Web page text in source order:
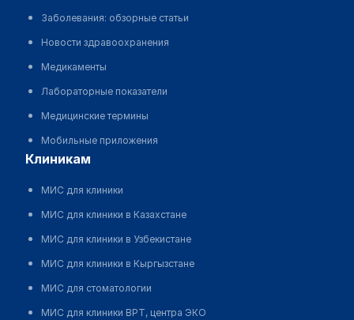
Заболевания: обзорные статьи
Новости здравоохранения
Медикаменты
Лабораторные показатели
Медицинские термины
Мобильные приложения
клиникам
МИС для клиники
МИС для клиники в Казахстане
МИС для клиники в Узбекистане
МИС для клиники в Кыргызстане
МИС для стоматологии
МИС для клиники ВРТ, центра ЭКО